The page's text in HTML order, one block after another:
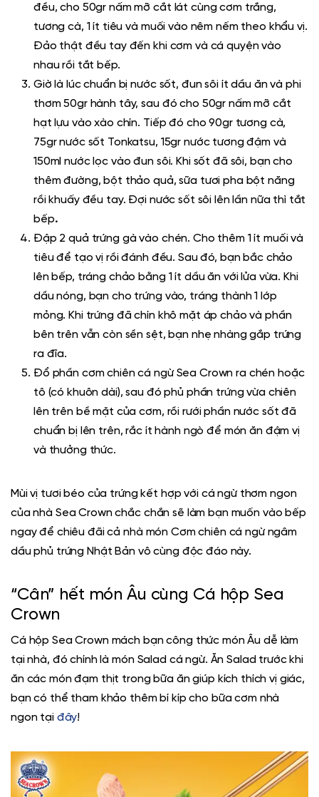
đều, cho 50gr nấm mỡ cắt lát cùng cơm trắng,
tương cà, 1 ít tiêu và muối vào nêm nếm theo khẩu vị.
Đảo thật đều tay đến khi cơm và cá quyện vào
nhau rồi tắt bếp.
Giờ là lúc chuẩn bị nước sốt, đun sôi ít dầu ăn và phi
thơm 50gr hành tây, sau đó cho 50gr nấm mỡ cắt
hạt lựu vào xào chín. Tiếp đó cho90gr tương cà,
75gr nước sốt Tonkatsu, 15gr nước tương đậm và
150ml nước lọc vào đun sôi. Khi sốt đã sôi, bạn cho
thêm đường, bột thảo quả, sữa tươi pha bột năng
rồi khuấy đều tay. Đợi nước sốt sôi lên lần nữa thì tắt
bếp.
Đập 2 quả trứng gà vào chén. Cho thêm 1 ít muối và
tiêu để tạo vị rồi đánh đều. Sau đó, bạn bắc chảo
lên bếp, tráng chảo bằng 1 ít dầu ăn với lửa vừa. Khi
dầu nóng, bạn cho trứng vào, tráng thành 1 lớp
mỏng. Khi trứng đã chín khô mặt áp chảo và phần
bên trên vẫn còn sền sệt, bạn nhẹ nhàng gắp trứng
ra đĩa.
Đổ phần cơm chiên cá ngừ Sea Crown ra chén hoặc
tô (có khuôn dài), sau đó phủ phần trứng vừa chiên
lên trên bề mặt của cơm, rồi rưới phần nước sốt đã
chuẩn bị lên trên, rắc ít hành ngò để món ăn đậm vị
và thưởng thức.
Mùi vị tươi béo của trứng kết hợp với cá ngừ thơm ngon
của nhà Sea Crown chắc chắn sẽ làm bạn muốn vào bếp
ngay để chiêu đãi cả nhà món Cơm chiên cá ngừ ngâm
dầu phủ trứng Nhật Bản vô cùng độc đáo này.
“Cân” hết món Âu cùng Cá hộp Sea
Crown
Cá hộp Sea Crownmách bạn công thức món Âu dễ làm
tại nhà, đó chính là món Salad cá ngừ. Ăn Salad trước khi
ăn các món đạm thịt trong bữa ăn giúp kích thích vị giác,
bạn có thể tham khảo thêm bí kíp cho bữa cơm nhà
ngon tại đây!